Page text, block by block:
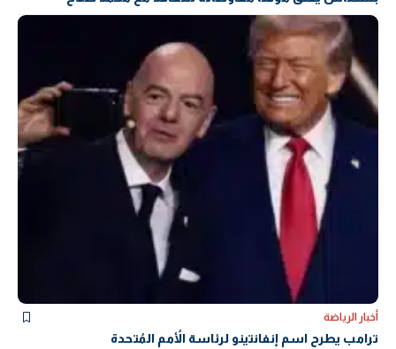
أخبار الرياضة
ترامب يطرح اسم إنفانتينو لرئاسة الأُمم المُتحدة